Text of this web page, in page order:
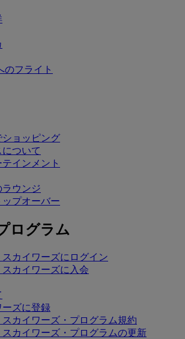
のフライト
ョッピング
ついて
インメント
ウンジ
ップオーバー
ログラム
カイワーズにログイン
カイワーズに入会
ーズに登録
カイワーズ・プログラム規約
カイワーズ・プログラムの更新